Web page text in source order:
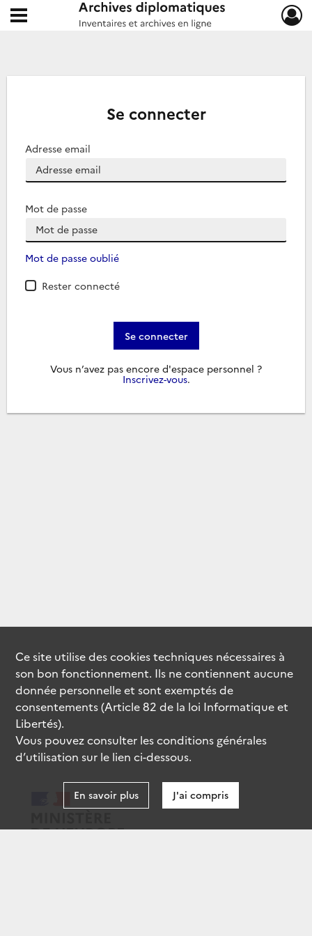
Archives diplomatiques
Ouvrir le menu déroulant
Se connecter
Adresse email
Mot de passe
Mot de passe oublié
Rester connecté
Se connecter
Vous n’avez pas encore d'espace personnel ?
Inscrivez-vous.
Ce site utilise descookiestechniques nécessaires à
son bon fonctionnement. Ils ne contiennent aucune
donnée personnelle et sont exemptés de
consentements (Article 82 de la loi Informatique et
Libertés).
Vous pouvez consulter les conditions générales
d’utilisation sur le lien ci-dessous.
En savoir plus J'ai compris